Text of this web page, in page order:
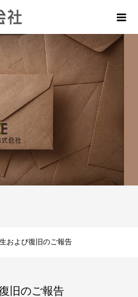
および復旧のご報告
旧のご報告